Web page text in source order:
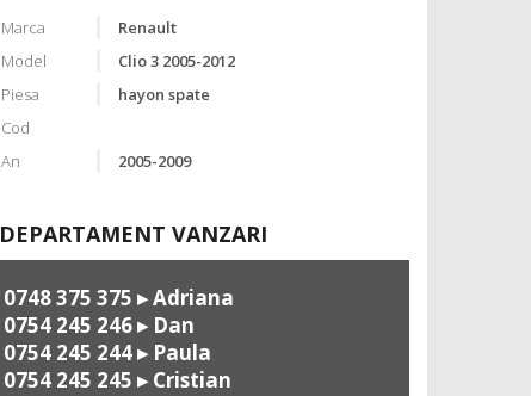
Marca
Renault
Model
Clio 3 2005-2012
Piesa
hayon spate
Cod
An
2005-2009
DEPARTAMENT VANZARI
0748 375 375 ▸ Adriana
0754 245 246▸ Dan
0754 245 244▸ Paula
0754 245 245 ▸ Cristian